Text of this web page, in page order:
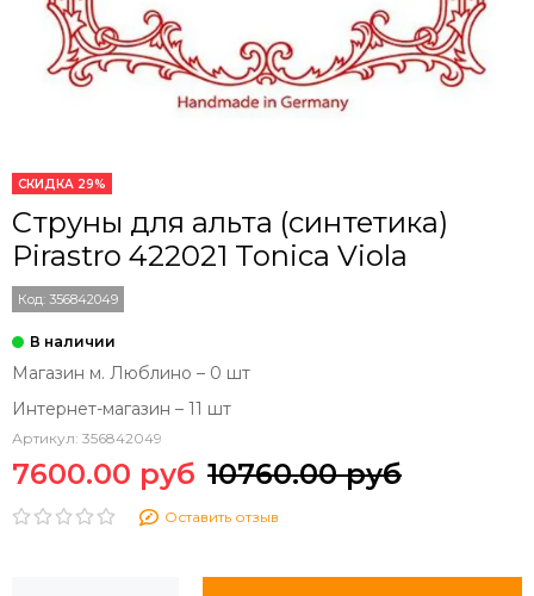
СКИДКА 29%
Струны для альта (синтетика)
Pirastro 422021 Tonica Viola
Код: 356842049
Магазин м. Люблино – 0 шт
Интернет-магазин – 11 шт
Артикул: 356842049
7600.00 руб 10760.00 руб
Оставить отзыв